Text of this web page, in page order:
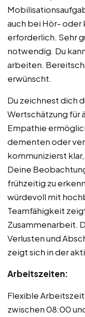
auch bei Hör- oder
erforderlich. Sehr
notwendig. Du
arbeiten.
erwünscht.
Du zeichnest dich
Wertschätzung für
Empathie
dementen oder
kommunizierst
Deine
frühzeitig zu
würdevoll mit
Teamfähigkeit
Zusammenarbeit.
Verlusten und
zeigt sich in der
Arbeitszeiten:
Flexible
zwischen 08:00